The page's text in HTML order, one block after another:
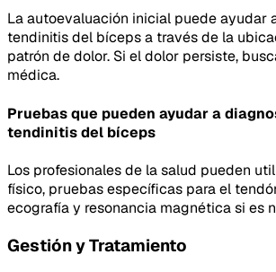
La autoevaluación inicial puede ayudar
tendinitis del bíceps a través de la
patrón de dolor. Si el dolor persiste,
médica.
Pruebas que pueden ayudar a
tendinitis del bíceps
Los profesionales de la salud pueden
físico, pruebas específicas para el
ecografía y resonancia magnética si es
Gestión y Tratamiento